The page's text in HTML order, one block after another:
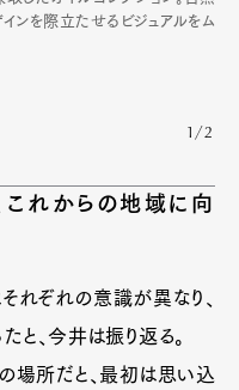
About
ンを際立たせるビジュアルをム
1/2
これからの地域に向
れぞれの意識が異なり、
と、今井は振り返る。
の場所だと、最初は思い込